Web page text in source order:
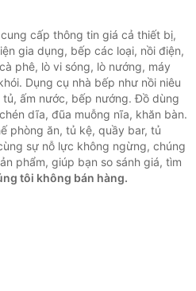
cấp thông tin giá cả thiết bị,
gia dụng, bếp các loại, nồi điện,
phê, lò vi sóng, lò nướng, máy
Dụng cụ nhà bếp như nồi niêu
ấm nước, bếp nướng. Đồ dùng
dĩa, đũa muỗng nĩa, khăn bàn.
phòng ăn, tủ kệ, quầy bar, tủ
sự nỗ lực không ngừng, chúng
phẩm, giúp bạn so sánh giá, tìm
tôi không bán hàng.